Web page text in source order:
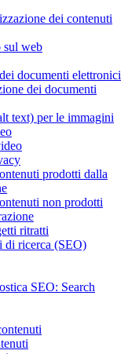
dei contenuti
sul web
documenti elettronici
dei documenti
text) per le immagini
prodotti dalla
non prodotti
ritratti
di ricerca (SEO)
SEO: Search